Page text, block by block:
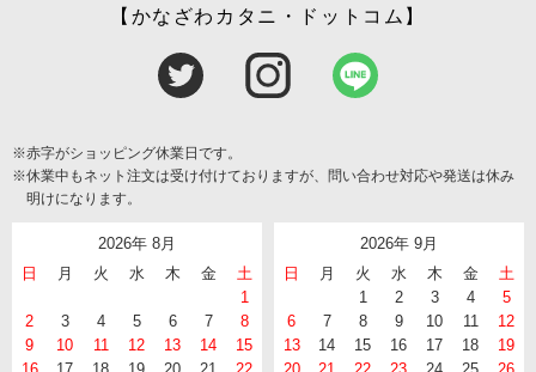
【かなざわカタニ・ドットコム】
※赤字がショッピング休業日です。
※休業中もネット注文は受け付けておりますが、問い合わせ対応や発送は休み
明けになります。
2026年 8月
日
月 火 水 木 金
土
1
2
3 4 5 6 7
8
9
10 11 12 13 14
15
2026年 9月
日
月 火 水 木 金
土
1
2 3 4
5
6
7 8 9 10 11
12
13
14 15 16 17 18
19